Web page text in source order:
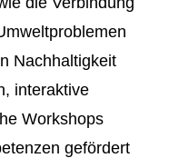
Nachhaltigkeit
interaktive
Workshops
gefördert